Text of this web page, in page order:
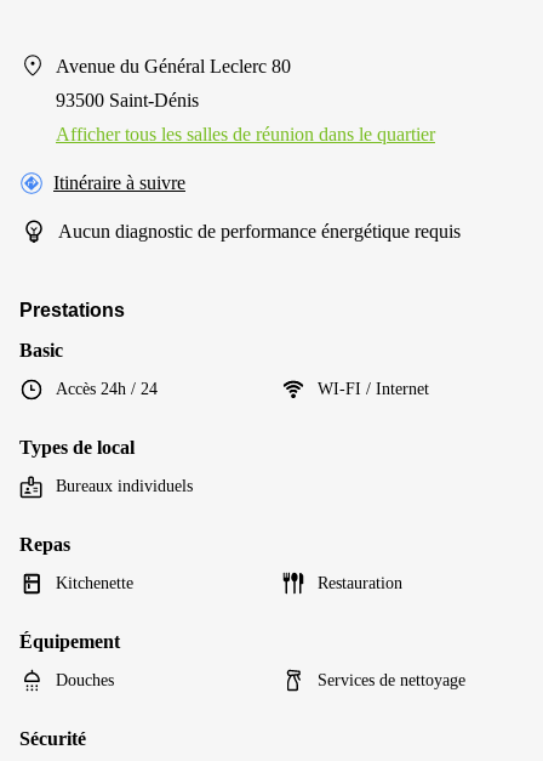
Avenue du Général Leclerc 80
93500 Saint-Dénis
Afficher tous les salles de réunion dans le quartier
Itinéraire à suivre
Aucun diagnostic de performance énergétique requis
Prestations
Basic
Accès 24h / 24 WI-FI / Internet
Types de local
Bureaux individuels
Repas
Kitchenette Restauration
Équipement
Douches Services de nettoyage
Sécurité